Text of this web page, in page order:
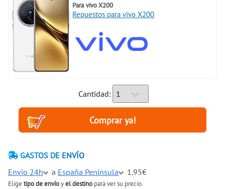
Para vivo X200
Repuestos para vivo X200
Cantidad:
GASTOS DE ENVÍO
Envio 24h
a España Peninsula 1.95€
Elige tipo de envíoyel destino para ver su precio.